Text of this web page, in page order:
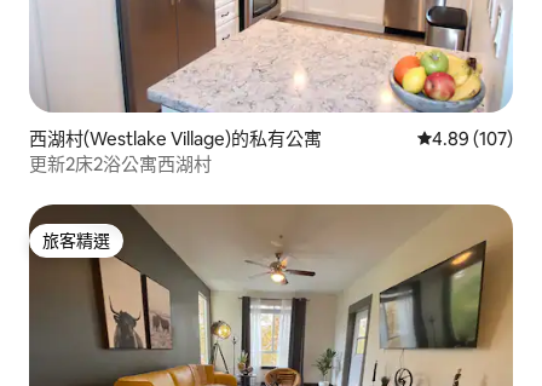
西湖村(Westlake Village)的私有公寓 從 107 則評價
4.89 (107)
更新2床2浴公寓西湖村
旅客精選
旅客精選